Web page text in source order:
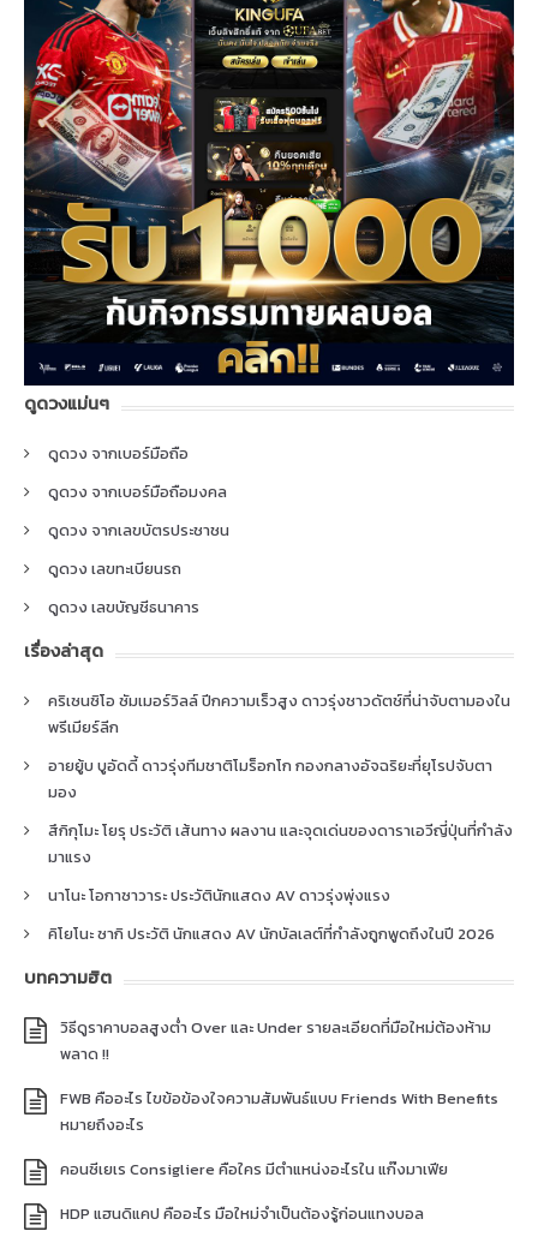
ดูดวงแม่นๆ
ดูดวง จากเบอร์มือถือ
ดูดวง จากเบอร์มือถือมงคล
ดูดวง จากเลขบัตรประชาชน
ดูดวง เลขทะเบียนรถ
ดูดวง เลขบัญชีธนาคาร
เรื่องล่าสุด
คริเซนซิโอ ซัมเมอร์วิลล์ ปีกความเร็วสูง ดาวรุ่งชาวดัตช์ที่น่าจับตามองใน
พรีเมียร์ลีก
อายยู้บ บูอัดดี้ ดาวรุ่งทีมชาติโมร็อกโก กองกลางอัจฉริยะที่ยุโรปจับตา
มอง
สึกิกุโมะ โยรุ ประวัติ เส้นทาง ผลงาน และจุดเด่นของดาราเอวีญี่ปุ่นที่กำลัง
มาแรง
นาโนะ โอกาซาวาระ ประวัตินักแสดง AV ดาวรุ่งพุ่งแรง
คิโยโนะ ซากิ ประวัติ นักแสดง AV นักบัลเลต์ที่กำลังถูกพูดถึงในปี 2026
บทความฮิต
วิธีดูราคาบอลสูงต่ำ Over และ Under รายละเอียดที่มือใหม่ต้องห้าม
พลาด !!
FWB คืออะไร ไขข้อข้องใจความสัมพันธ์แบบ Friends With Benefits
หมายถึงอะไร
คอนซีเยเร Consigliere คือใคร มีตำแหน่งอะไรใน แก๊งมาเฟีย
HDP แฮนดิแคป คืออะไร มือใหม่จำเป็นต้องรู้ก่อนแทงบอล